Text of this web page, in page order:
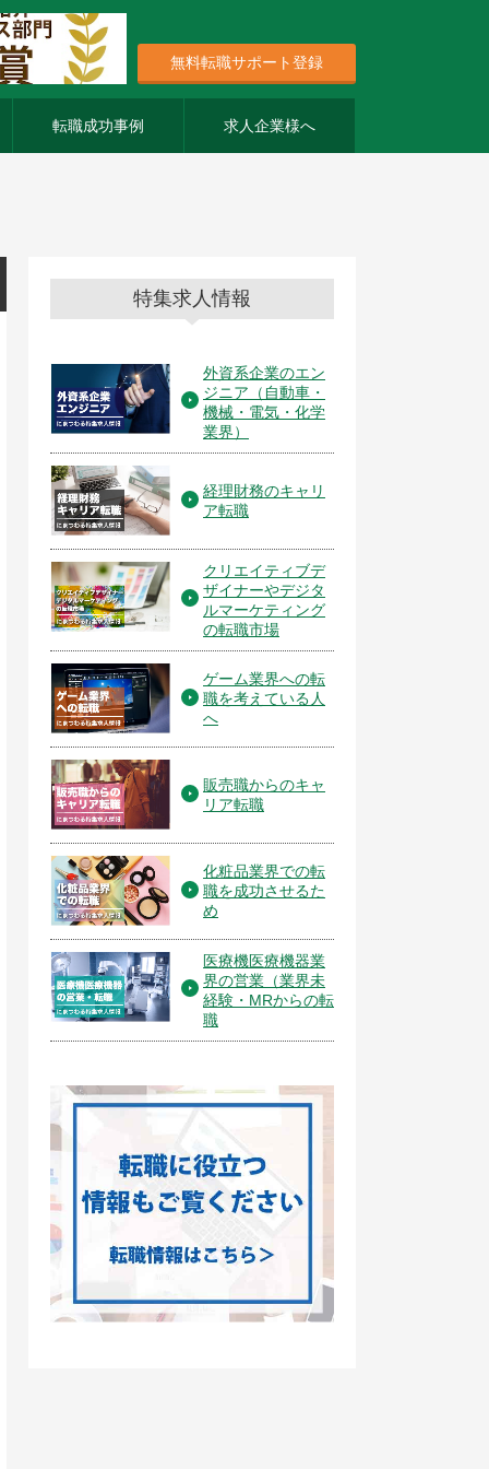
無料転職サポート登録
転職成功事例 求人企業様へ
特集求人情報
外資系企業のエン
ジニア（自動車・
機械・電気・化学
業界）
経理財務のキャリ
ア転職
クリエイティブデ
ザイナーやデジタ
ルマーケティング
の転職市場
ゲーム業界への転
職を考えている人
へ
販売職からのキャ
リア転職
化粧品業界での転
職を成功させるた
め
医療機医療機器業
界の営業（業界未
経験・MRからの転
職